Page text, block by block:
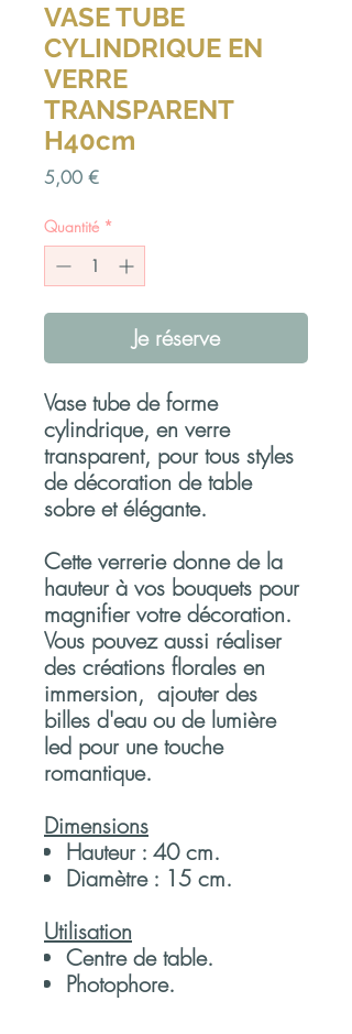
VASE TUBE
CYLINDRIQUE EN
VERRE
TRANSPARENT
H40cm
5,00 €Prix
Quantité *
Je réserve
Vase tube de forme
cylindrique, en verre
transparent, pour tous styles
de décoration de table
sobre et élégante.
Cette verrerie donne de la
hauteur à vos bouquets pour
magnifier votre décoration.
Vous pouvez aussi réaliser
des créations florales en
immersion, ajouter des
billes d'eau ou de lumière
led pour une touche
romantique.
Dimensions
Hauteur : 40 cm.
Diamètre : 15 cm.
Utilisation
Centre de table.
Photophore.